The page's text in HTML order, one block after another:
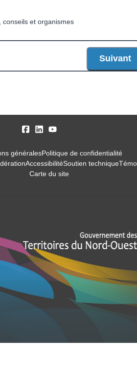
conseils et organismes
Suivant
généralesPolitique de confidentialité
AccessibilitéSoutien technique
Carte du site